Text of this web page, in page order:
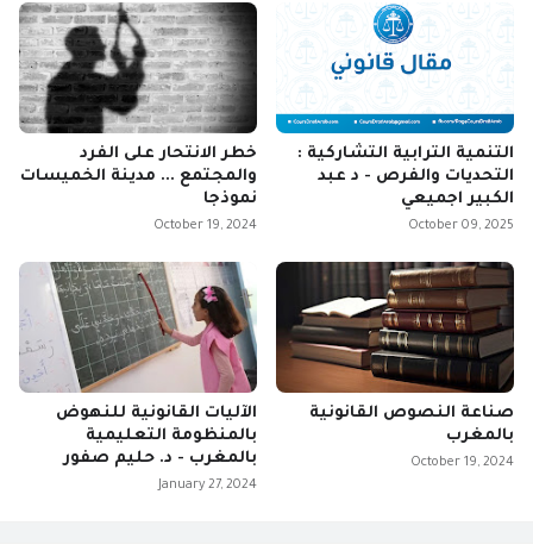
التنمية الترابية التشاركية :
التحديات والفرص - د عبد
الكبير اجميعي
October 09, 2025
خطر الانتحار على الفرد
والمجتمع ... مدينة الخميسات
نموذجا
October 19, 2024
صناعة النصوص القانونية
بالمغرب
October 19, 2024
الآليات القانونية للنهوض
بالمنظومة التعليمية
بالمغرب - د. حليم صفور
January 27, 2024